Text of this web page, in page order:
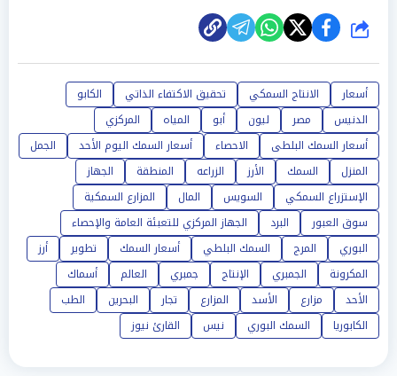
شارك
أسعار الانتاج السمكي تحقيق الاكتفاء الذاتي
الكابو
الدنيس
مصر ليون أبو المياه
المركزي
أسعار السمك البلطى
الاحصاء أسعار السمك اليوم الأحد
الجمل
المنزل
السمك الأرز الزراعه المنطقة
الجهاز
الإستزراع السمكي
السويس المال
المزارع السمكية
سوق العبور
البرد
الجهاز المركزي للتعبئة العامة والإحصاء
البوري
المرج السمك البلطي أسعار السمك تطوير
أرز
المكرونة
الجمبري الإنتاج جمبري العالم
أسماك
الأحد
مزارع الأسد المزارع تجار البحرين
الطب
الكابوريا
السمك البوري نيس القارئ نيوز